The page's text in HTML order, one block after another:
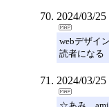
2024/03/
webデザイ
読者になる
2024/03/